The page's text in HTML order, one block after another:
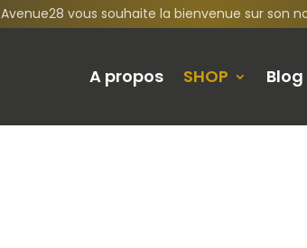
Avenue28 vous souhaite la bienvenue sur son
A propos SHOP Blog